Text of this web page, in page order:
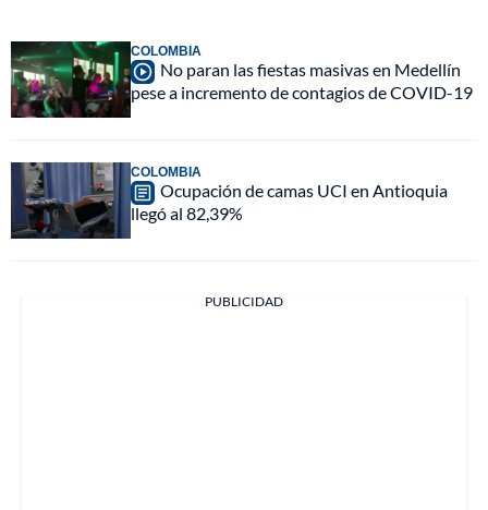
COLOMBIA
No paran las fiestas masivas en Medellín
pese a incremento de contagios de COVID-19
COLOMBIA
Ocupación de camas UCI en Antioquia
llegó al 82,39%
PUBLICIDAD